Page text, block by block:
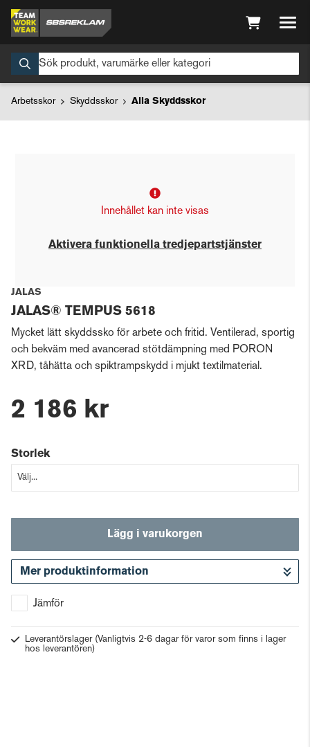
Arbetsskor Skyddsskor Alla Skyddsskor
Innehållet kan inte visas
Aktivera funktionella tredjepartstjänster
JALAS
JALAS® TEMPUS 5618
Mycket lätt skyddssko för arbete och fritid. Ventilerad, sportig
och bekväm med avancerad stötdämpning med PORON
XRD, tåhätta och spiktrampskydd i mjukt textilmaterial.
2 186 kr
Storlek
Lägg i varukorgen
Mer produktinformation
Jämför
Leverantörslager (Vanligtvis 2-6 dagar för varor som finns i lager
hos leverantören)